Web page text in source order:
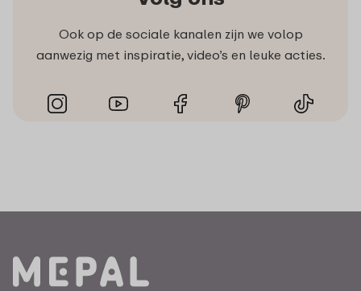
Ook op de sociale kanalen zijn we volop
aanwezig met inspiratie, video’s en leuke acties.